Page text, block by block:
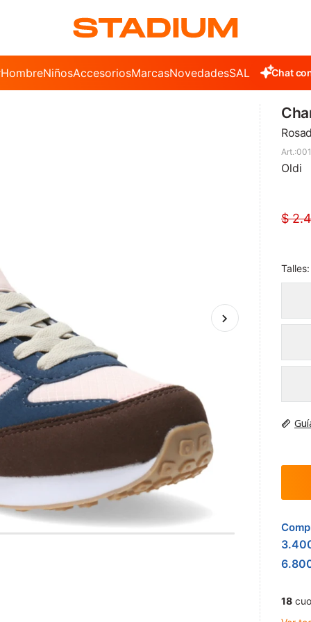
HombreNiñosAccesoriosMarcasNovedadesSALE Chat
Oldi
$
Talles:
18